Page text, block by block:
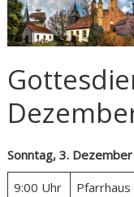
Sonntag, 3.
9:00 Uhr